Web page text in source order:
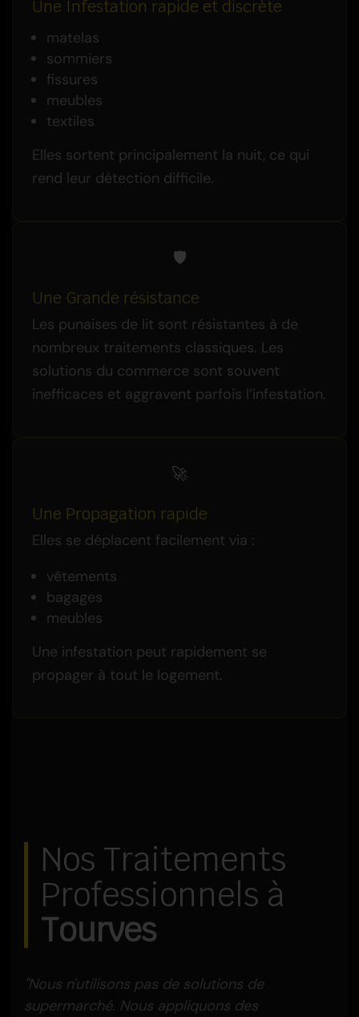
Une Infestation rapide et discrète
matelas
sommiers
fissures
meubles
textiles
Elles sortent principalement la nuit, ce qui
rend leur détection difficile.
🛡️
Une Grande résistance
Les punaises de lit sont résistantes à de
nombreux traitements classiques. Les
solutions du commerce sont souvent
inefficaces et aggravent parfois l’infestation.
🚀
Une Propagation rapide
Elles se déplacent facilement via :
vêtements
bagages
meubles
Une infestation peut rapidement se
propager à tout le logement.
Nos Traitements
Professionnels à
Tourves
"Nous n'utilisons pas de solutions de
supermarché. Nous appliquons des